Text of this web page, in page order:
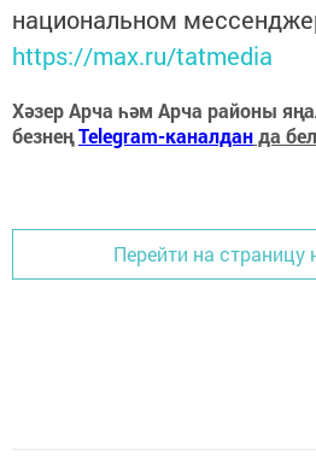
национальном
https://max.ru/tatmedia
Хәзер Арча һәм Арча районы
безнеңTelegram-каналданда
Перейти на страницу